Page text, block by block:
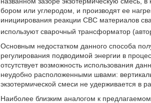
бором или углеродом, и производят ее
инициирования реакции СВС материалов
используют сварочный трансформатор
Основным недостатком данного способа
регулирования подводимой энергии в
отсутствует возможность использования
неудобно расположенными швами:
экзотермической смеси не удерживается в
Наиболее близким аналогом к